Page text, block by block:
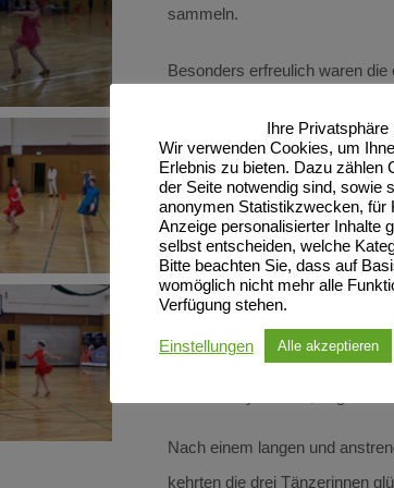
sammeln.
Besonders erfreulich waren die
Romy Gaebel, Junioren
Amelie Conrad, Junioren
Christina Zoi, Jugend C:
Standardtänze
Romy Gaebel, Junioren II
Nach einem langen und
kehrten die drei Tänzerinnen
Ihre
Wir verwenden Cookies, um
Erlebnis zu bieten. Dazu zählen
der Seite notwendig sind, sowie
anonymen Statistikzwecken, für
Anzeige personalisierter Inhalte
selbst entscheiden, welche
Bitte beachten Sie, dass auf
womöglich nicht mehr alle
Verfügung stehen.
Einstellungen Alle akzeptieren